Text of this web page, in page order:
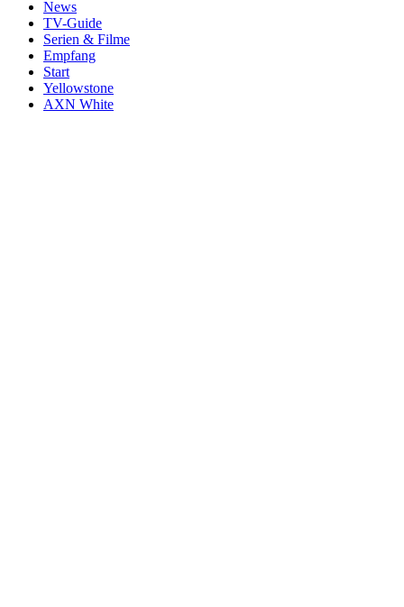
News
TV-Guide
Serien & Filme
Empfang
Start
Yellowstone
AXN White